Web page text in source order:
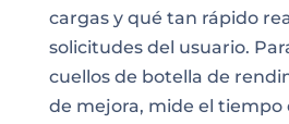
cargas y qué tan rápido
solicitudes del usuario.
cuellos de botella de
de mejora, mide el tiempo